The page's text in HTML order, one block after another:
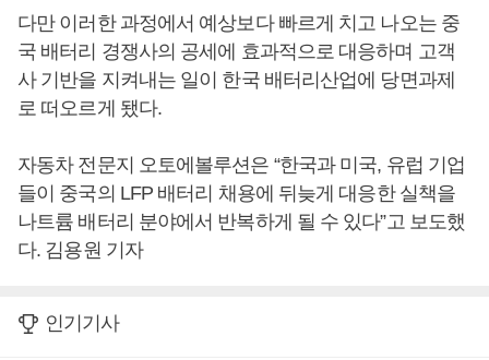
다만 이러한 과정에서 예상보다 빠르게 치고 나오는 중
국 배터리 경쟁사의 공세에 효과적으로 대응하며 고객
사 기반을 지켜내는 일이 한국 배터리산업에 당면과제
로 떠오르게 됐다.
자동차 전문지 오토에볼루션은 “한국과 미국, 유럽 기업
들이 중국의 LFP 배터리 채용에 뒤늦게 대응한 실책을
나트륨 배터리 분야에서 반복하게 될 수 있다”고 보도했
다. 김용원 기자
인기기사